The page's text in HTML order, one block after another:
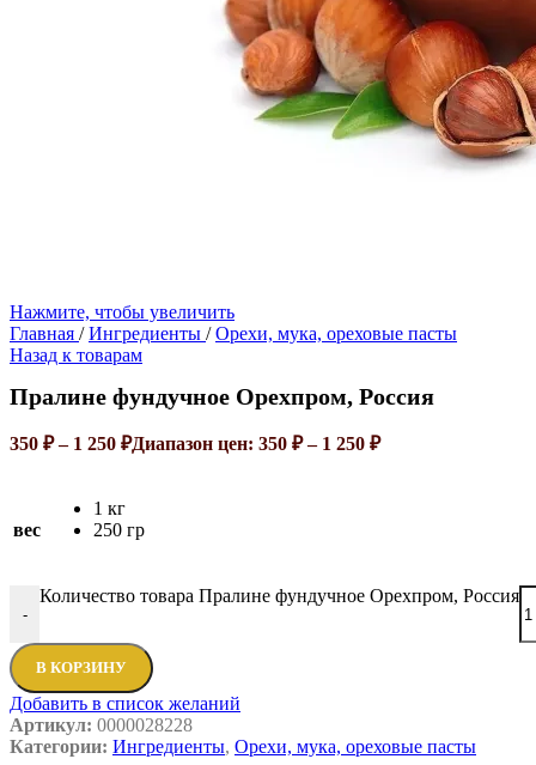
Нажмите, чтобы увеличить
Главная / Ингредиенты / Орехи, мука, ореховые пасты
Назад к товарам
Пралине фундучное Орехпром, Россия
350 ₽ – 1 250 ₽Диапазон цен: 350 ₽ – 1 250 ₽
вес
1 кг
250 гр
-
Количество товара Пралине фундучное Орехпром, Россия
В КОРЗИНУ
Добавить в список желаний
Артикул: 0000028228
Категории: Ингредиенты, Орехи, мука, ореховые пасты